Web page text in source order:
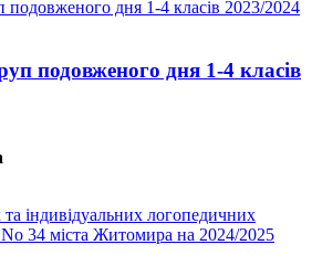
подовженого дня 1-4 класів